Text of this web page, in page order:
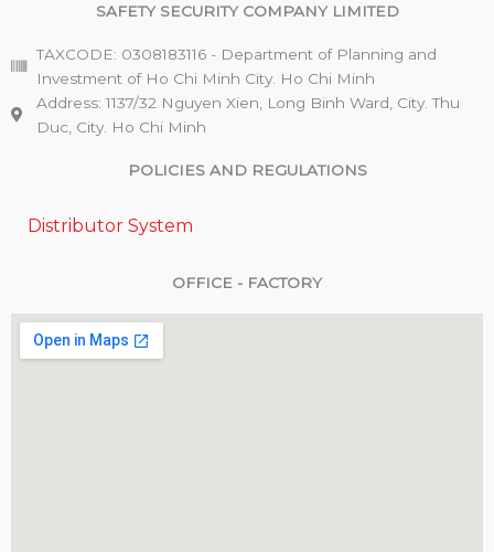
SAFETY SECURITY COMPANY LIMITED
TAXCODE: 0308183116 - Department of Planning and
Investment of Ho Chi Minh City. Ho Chi Minh
Address: 1137/32 Nguyen Xien, Long Binh Ward, City. Thu
Duc, City. Ho Chi Minh
POLICIES AND REGULATIONS
Distributor System
OFFICE - FACTORY